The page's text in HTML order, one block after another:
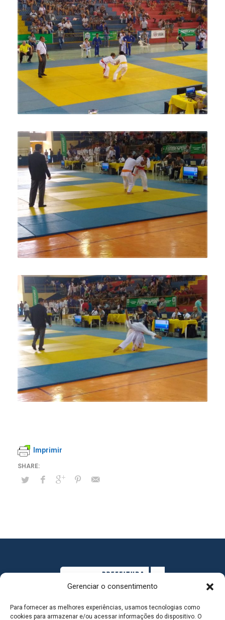
Gerenciar o consentimento
Para fornecer as melhores experiências, usamos tecnologias como
cookies para armazenar e/ou acessar informações do dispositivo. O
Imprimir